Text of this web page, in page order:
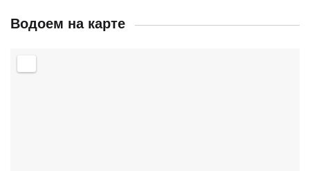
Водоем на карте